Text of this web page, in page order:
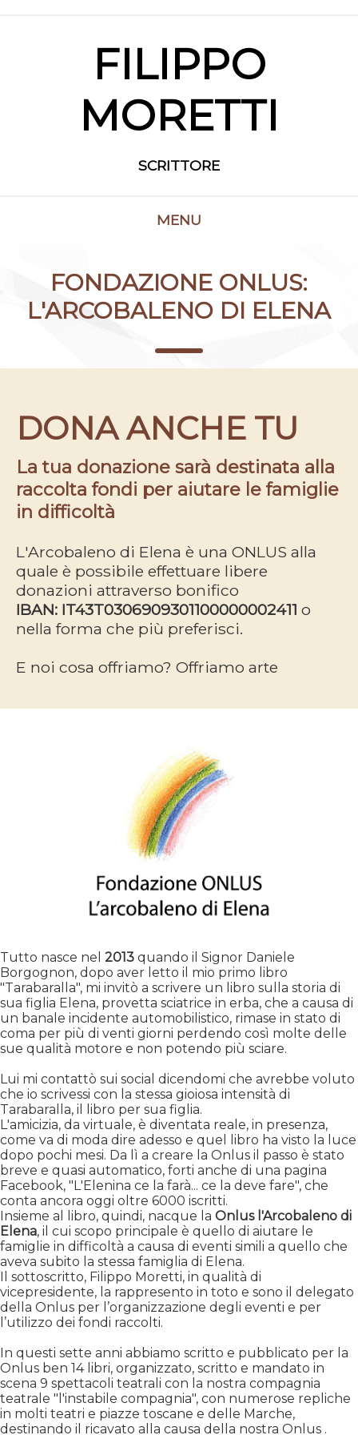
FILIPPO
MORETTI
SCRITTORE
MENU
FONDAZIONE ONLUS:
L'ARCOBALENO DI ELENA
DONA ANCHE TU
La tua donazione sarà destinata alla
raccolta fondi per aiutare le famiglie
in difficoltà
L'Arcobaleno di Elena è una ONLUS alla
quale è possibile effettuare libere
donazioni attraverso bonifico
IBAN: IT43T0306909301100000002411 o
nella forma che più preferisci.
E noi cosa offriamo? Offriamo arte
Tutto nasce nel 2013 quando il Signor Daniele
Borgognon, dopo aver letto il mio primo libro
"Tarabaralla", mi invitò a scrivere un libro sulla storia di
sua figlia Elena, provetta sciatrice in erba, che a causa di
un banale incidente automobilistico, rimase in stato di
coma per più di venti giorni perdendo così molte delle
sue qualità motore e non potendo più sciare.
Lui mi contattò sui social dicendomi che avrebbe voluto
che io scrivessi con la stessa gioiosa intensità di
Tarabaralla, il libro per sua figlia.
L'amicizia, da virtuale, è diventata reale, in presenza,
come va di moda dire adesso e quel libro ha visto la luce
dopo pochi mesi. Da lì a creare la Onlus il passo è stato
breve e quasi automatico, forti anche di una pagina
Facebook, "L'Elenina ce la farà... ce la deve fare", che
conta ancora oggi oltre 6000 iscritti.
Insieme al libro, quindi, nacque la Onlus l'Arcobaleno di
Elena, il cui scopo principale è quello di aiutare le
famiglie in difficoltà a causa di eventi simili a quello che
aveva subito la stessa famiglia di Elena.
Il sottoscritto, Filippo Moretti, in qualità di
vicepresidente, la rappresento in toto e sono il delegato
della Onlus per l’organizzazione degli eventi e per
l’utilizzo dei fondi raccolti.
In questi sette anni abbiamo scritto e pubblicato per la
Onlus ben 14 libri, organizzato, scritto e mandato in
scena 9 spettacoli teatrali con la nostra compagnia
teatrale "l'instabile compagnia", con numerose repliche
in molti teatri e piazze toscane e delle Marche,
destinando il ricavato alla causa della nostra Onlus .